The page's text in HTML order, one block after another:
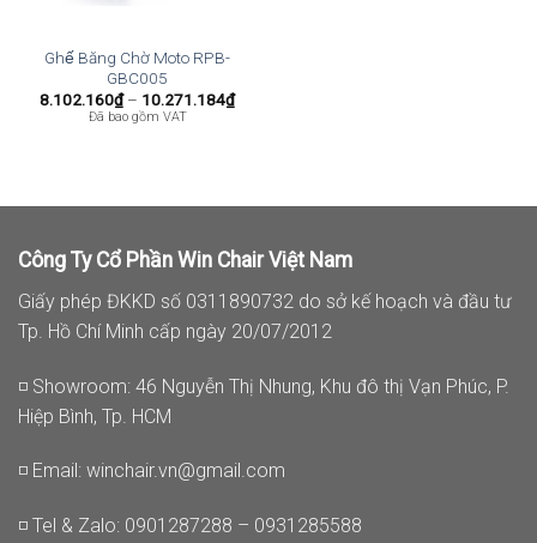
Ghế Băng Chờ Moto RPB-
GBC005
8.102.160₫ – 10.271.184₫Khoảng
giá:
Đã bao gồm VAT
Công Ty Cổ Phần Win Chair Việt Nam
Giấy phép ĐKKD số 0311890732 do sở kế hoạch và đầu tư
Tp. Hồ Chí Minh cấp ngày 20/07/2012
◽ Showroom: 46 Nguyễn Thị Nhung, Khu đô thị Vạn Phúc, P.
Hiệp Bình, Tp. HCM
◽ Email: winchair.vn@gmail.com
◽ Tel & Zalo: 0901287288 – 0931285588